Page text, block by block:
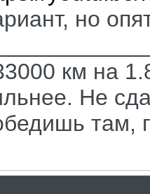
но
км на
Не
там,